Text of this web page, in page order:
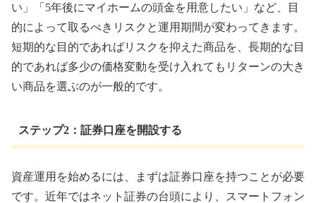
い」「5年後にマイホームの頭金を用意したい」など、目
的によって取るべきリスクと運用期間が変わってきます。
短期的な目的であればリスクを抑えた商品を、長期的な目
的であれば多少の価格変動を受け入れてもリターンの大き
い商品を選ぶのが一般的です。
ステップ2：証券口座を開設する
資産運用を始めるには、まずは証券口座を持つことが必要
です。近年ではネット証券の台頭により、スマートフォン